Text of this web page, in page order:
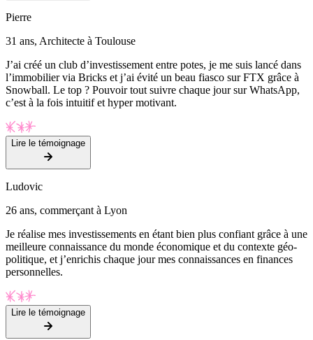
Pierre
31 ans, Architecte à Toulouse
J’ai créé un club d’investissement entre potes, je me suis lancé dans
l’immobilier via Bricks et j’ai évité un beau fiasco sur FTX grâce à
Snowball. Le top ? Pouvoir tout suivre chaque jour sur WhatsApp,
c’est à la fois intuitif et hyper motivant.
Lire le témoignage
Ludovic
26 ans, commerçant à Lyon
Je réalise mes investissements en étant bien plus confiant grâce à une
meilleure connaissance du monde économique et du contexte géo-
politique, et j’enrichis chaque jour mes connaissances en finances
personnelles.
Lire le témoignage